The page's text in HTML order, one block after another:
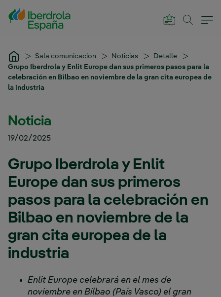
Saltar al contenido principal
Sala comunicacion Noticias
Detalle
Grupo Iberdrola y Enlit Europe dan sus primeros pasos para la
celebración en Bilbao en noviembre de la gran cita europea de
la industria
Noticia
19/02/2025
Grupo Iberdrola y Enlit
Europe dan sus primeros
pasos para la celebración en
Bilbao en noviembre de la
gran cita europea de la
industria
Enlit Europe celebrará en el mes de
noviembre en Bilbao (País Vasco) el gran